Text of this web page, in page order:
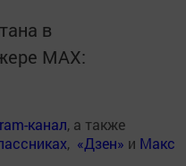
в
MАХ:
канал, а также
, «Дзен» и Макс